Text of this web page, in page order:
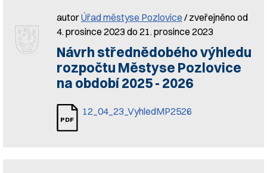
autorÚřad městyse Pozlovice / zveřejněno od
4. prosince 2023 do 21. prosince 2023
Návrh střednědobého výhledu
rozpočtu Městyse Pozlovice
na období 2025 - 2026
12_04_23_VyhledMP2526